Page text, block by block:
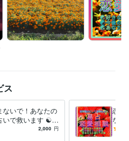
うかな？」という気持ちを大切にして下
前に充分な考察を加える。
題材について、問答を納得するまで繰り
出たと嘘はつきません。一緒に問題解決
過したら同じ事を問う事はできます。
い
おとしめるような占いはしません。導きま
ス
ないで！あなたの
いで救います ☯東
て最強の易占い
2,000 円
恋
など
少な